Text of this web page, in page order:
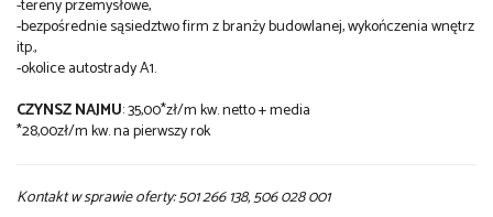
-tereny przemysłowe,
-bezpośrednie sąsiedztwo firm z branży budowlanej, wykończenia wnętrz
itp.,
-okolice autostrady A1.
CZYNSZ NAJMU: 35,00*zł/m kw. netto + media
*28,00zł/m kw. na pierwszy rok
Kontakt w sprawie oferty: 501 266 138, 506 028 001